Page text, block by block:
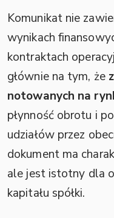
Komunikat nie
wynikach
kontraktach
głównie na tym, że
notowanych na
płynność obrotu i
udziałów przez
dokument ma
ale jest istotny dla
kapitału spółki.